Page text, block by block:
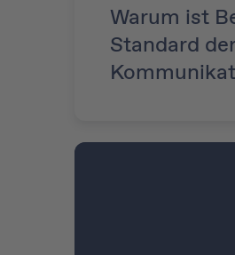
Warum ist
Standard